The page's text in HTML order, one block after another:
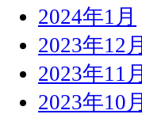
2024年1月
2023年12月
2023年11月
2023年10月